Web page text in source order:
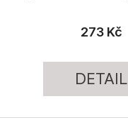
273 Kč
DETAIL